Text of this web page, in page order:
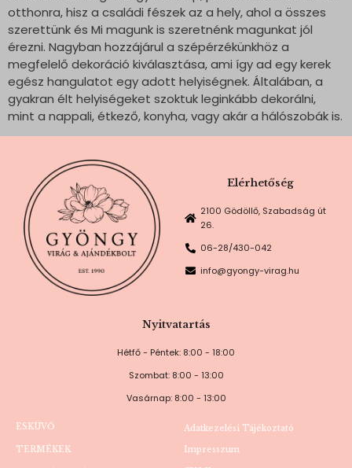
otthonra, hisz a családi fészek az a hely, ahol a összes
szerettünk és Mi magunk is szeretnénk magunkat jól
érezni. Nagyban hozzájárul a szépérzékünkhöz a
megfelelő dekoráció kiválasztása, ami így ad egy kerek
egész hangulatot egy adott helyiségnek. Általában, a
gyakran élt helyiségeket szoktuk leginkább dekorálni,
mint a nappali, étkező, konyha, vagy akár a hálószobák is.
Elérhetőség
2100 Gödöllő, Szabadság út
26.
06-28/430-042
info@gyongy-virag.hu
Nyitvatartás
Hétfő - Péntek: 8:00 - 18:00
Szombat: 8:00 - 13:00
Vasárnap: 8:00 - 13:00
ESKÜVŐ
TERMÉKEK
Adatkezelési Tájékoztató
Impresszum